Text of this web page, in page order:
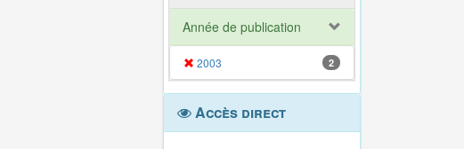
Année de publication
2003 2
Accès direct